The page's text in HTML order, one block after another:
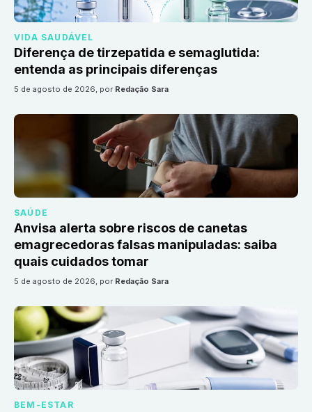
VIDA SAUDÁVEL
Diferença de tirzepatida e semaglutida:
entenda as principais diferenças
5 de agosto de 2026, por Redação Sara
SAÚDE
Anvisa alerta sobre riscos de canetas
emagrecedoras falsas manipuladas: saiba
quais cuidados tomar
5 de agosto de 2026, por Redação Sara
BEM-ESTAR